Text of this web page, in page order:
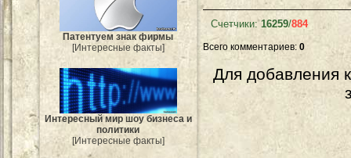
Патентуем знак фирмы
[Интересные факты]
Интересный мир шоу бизнеса и
политики
[Интересные факты]
Счетчики:16259/884
Всего комментариев: 0
Для добавления